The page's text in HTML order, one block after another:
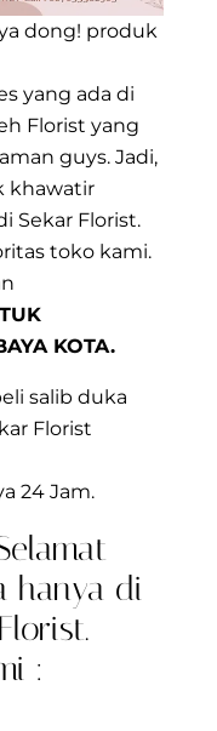
dong! produk
yang ada di
Florist yang
guys. Jadi,
khawatir
Sekar Florist.
toko kami.
KOTA.
salib duka
Florist
24 Jam.
hanya di
: